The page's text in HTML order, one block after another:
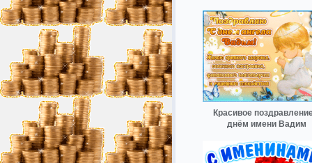
Красивое
днём имени Вадим